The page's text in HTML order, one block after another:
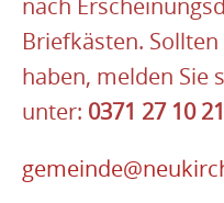
nach
Briefkästen.
haben, melden Sie
unter: 0371 27 10